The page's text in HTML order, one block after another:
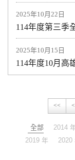
2025年10月22日
114年度第三季
2025年10月15日
114年度10月高
<< <
全部 2014
2019 年
2020